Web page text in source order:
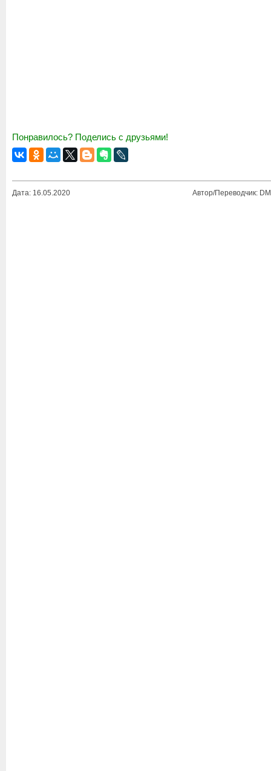
Понравилось? Поделись с друзьями!
Дата: 16.05.2020 Автор/Переводчик: DM